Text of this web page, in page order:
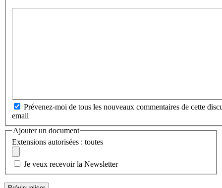
Prévenez-moi de tous les nouveaux commentaires de cette
email
Ajouter un document
Extensions autorisées : toutes
Je veux recevoir la Newsletter